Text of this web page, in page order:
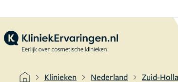
Klinieken Nederland Zuid-